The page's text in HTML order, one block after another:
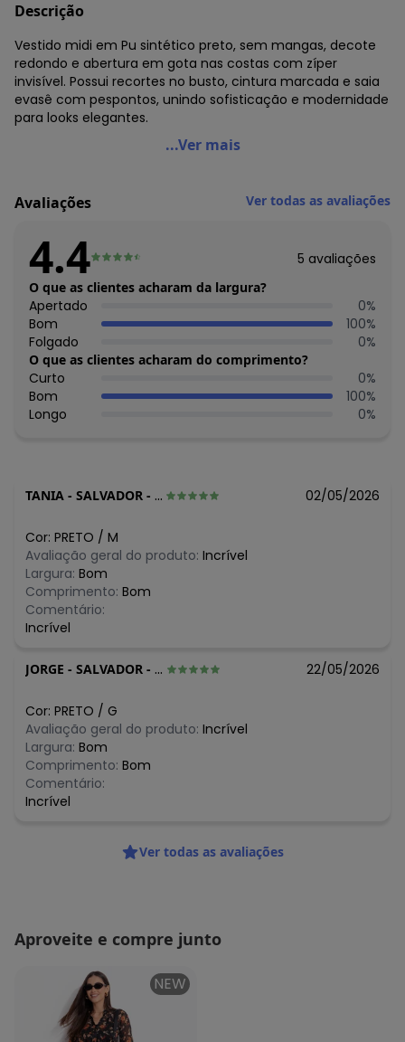
Descrição
Vestido midi em Pu sintético preto, sem mangas, decote
redondo e abertura em gota nas costas com zíper
invisível. Possui recortes no busto, cintura marcada e saia
evasê com pespontos, unindo sofisticação e modernidade
para looks elegantes.
Quintess - Vestido Preto em Pu Sintético
Modelagem: Solta
Comprimento: Longuete
Decote frente: Redondo
Decote costas: Redondo
Fechamento: Em zíper
Tecido: Malha de poliéster 120g 100% poliéster helanca -
meia malha
Uso em festas: Sim
...Ver mais
Avaliações Ver todas as avaliações
4.4 5 avaliações
O que as clientes acharam da largura?
Apertado 0%
Bom
100%
Folgado
0%
O que as clientes acharam do comprimento?
Curto 0%
Bom
100%
Longo
0%
TANIA - SALVADOR - BA 02/05/2026
Cor: PRETO / M
Avaliação geral do produto: Incrível
Largura: Bom
Comprimento: Bom
Comentário:
Incrível
JORGE - SALVADOR - BA 22/05/2026
Cor: PRETO / G
Avaliação geral do produto: Incrível
Largura: Bom
Comprimento: Bom
Comentário:
Incrível
Ver todas as avaliações
Aproveite e compre junto
NEW